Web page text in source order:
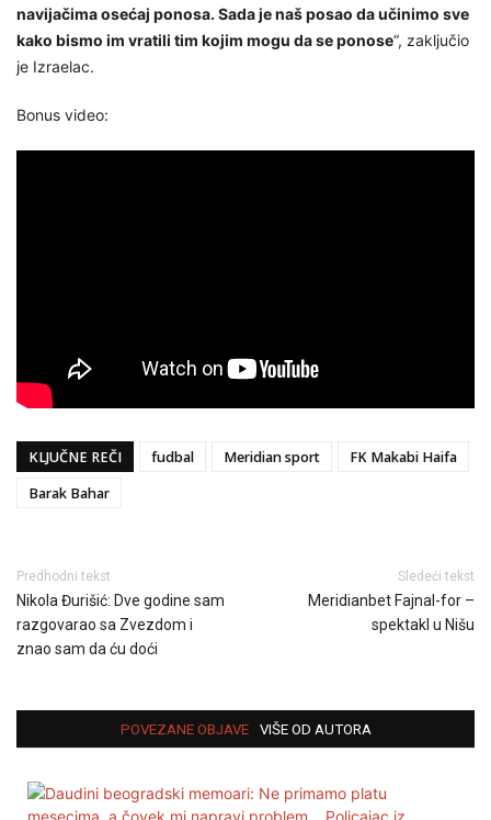
navijačima osećaj ponosa. Sada je naš posao da učinimo sve
kako bismo im vratili tim kojim mogu da se ponose“, zaključio
je Izraelac.
Bonus video:
KLJUČNE REČI fudbal Meridian sport
FK Makabi Haifa
Barak Bahar
Predhodni tekst
Nikola Đurišić: Dve godine sam
razgovarao sa Zvezdom i
znao sam da ću doći
Sledeći tekst
Meridianbet Fajnal-for –
spektakl u Nišu
POVEZANE OBJAVE VIŠE OD AUTORA